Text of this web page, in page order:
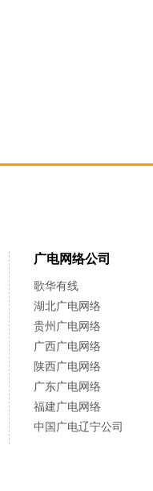
广电网络公司
歌华有线
湖北广电网络
贵州广电网络
广西广电网络
陕西广电网络
广东广电网络
福建广电网络
中国广电辽宁公司